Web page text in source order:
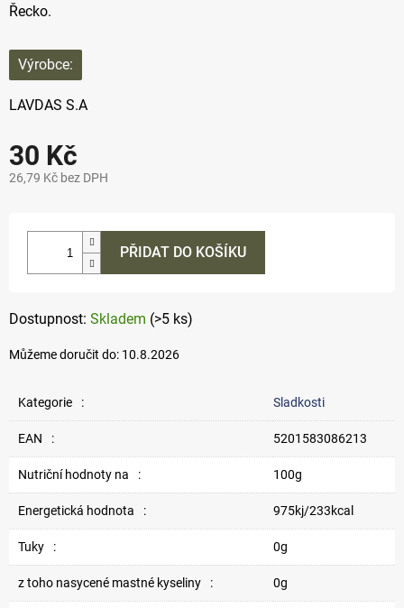
30 Kč
26,79 Kč bez DPH
Skladem (>5 ks)
Můžeme doručit do: 10.8.2026
Řecko.
Výrobce:
LAVDAS S.A
PŘIDAT DO KOŠÍKU
Kategorie : Sladkosti
EAN : 5201583086213
Nutriční hodnoty na : 100g
Energetická hodnota : 975kj/233kcal
Tuky : 0g
z toho nasycené mastné kyseliny : 0g